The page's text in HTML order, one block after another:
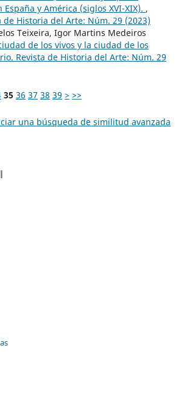
y América (siglos XVI-XIX). ,
de Historia del Arte: Núm. 29 (2023)
Teixeira, Igor Martins Medeiros
de los vivos y la ciudad de los
Revista de Historia del Arte: Núm. 29
35 36 37 38 39 > >>
una búsqueda de similitud avanzada